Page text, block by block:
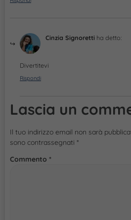
Cinzia Signoretti ha detto:
Divertitevi
Rispondi
Lascia un
Il tuo indirizzo email non sarà
sono contrassegnati *
Commento *